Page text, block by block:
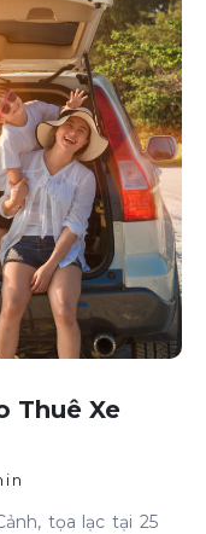
Thuê Xe
tọa lạc tại 25